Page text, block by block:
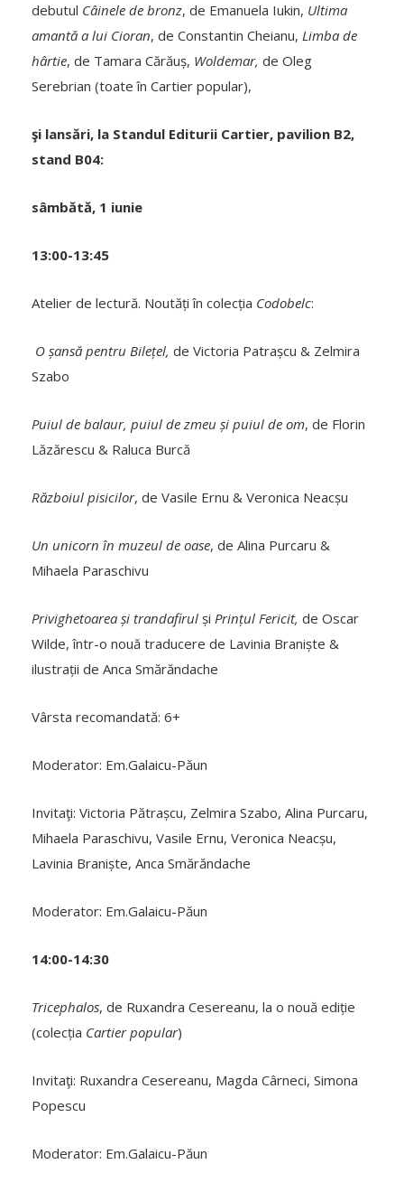
debutul Câinele de bronz, de Emanuela Iukin, Ultima
amantă a lui Cioran, de Constantin Cheianu, Limba de
hârtie, de Tamara Cărăuș, Woldemar, de Oleg
Serebrian (toate în Cartier popular),
şi lansări, la Standul Editurii Cartier, pavilion B2,
stand B04:
sâmbătă, 1 iunie
13:00-13:45
Atelier de lectură. Noutăți în colecția Codobelc:
O șansă pentru Bilețel, de Victoria Patrașcu & Zelmira
Szabo
Puiul de balaur, puiul de zmeu și puiul de om, de Florin
Lăzărescu & Raluca Burcă
Războiul pisicilor, de Vasile Ernu & Veronica Neacșu
Un unicorn în muzeul de oase, de Alina Purcaru &
Mihaela Paraschivu
Privighetoarea și trandafirul și Prințul Fericit, de Oscar
Wilde, într-o nouă traducere de Lavinia Braniște &
ilustrații de Anca Smărăndache
Vârsta recomandată: 6+
Moderator: Em.Galaicu-Păun
Invitaţi: Victoria Pătrașcu, Zelmira Szabo, Alina Purcaru,
Mihaela Paraschivu, Vasile Ernu, Veronica Neacșu,
Lavinia Braniște, Anca Smărăndache
Moderator: Em.Galaicu-Păun
14:00-14:30
Tricephalos, de Ruxandra Cesereanu, la o nouă ediție
(colecția Cartier popular)
Invitaţi: Ruxandra Cesereanu, Magda Cârneci, Simona
Popescu
Moderator: Em.Galaicu-Păun